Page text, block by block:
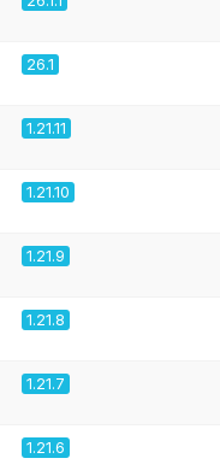
26.1
1.21.11
1.21.10
1.21.9
1.21.8
1.21.7
1.21.6